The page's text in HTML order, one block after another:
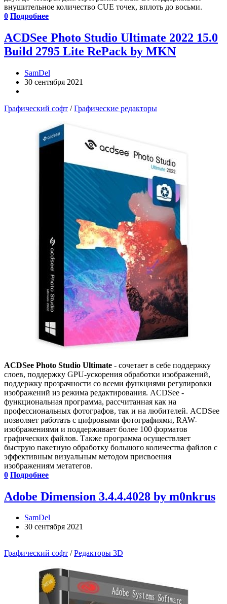
внушительное количество CUE точек, вплоть до восьми.
0 Подробнее
ACDSee Photo Studio Ultimate 2022 15.0
Build 2795 Lite RePack by MKN
SamDel
30 сентября 2021
Графический софт /Графические редакторы
ACDSee Photo Studio Ultimate - сочетает в себе поддержку
слоев, поддержку GPU-ускорения обработки изображений,
поддержку прозрачности со всеми функциями регулировки
изображений из режима редактирования. ACDSee -
функциональная программа, рассчитанная как на
профессиональных фотографов, так и на любителей. ACDSee
позволяет работать с цифровыми фотографиями, RAW-
изображениями и поддерживает более 100 форматов
графических файлов. Также программа осуществляет
быструю пакетную обработку большого количества файлов с
эффективным визуальным методом присвоения
изображениям метатегов.
0 Подробнее
Adobe Dimension 3.4.4.4028 by m0nkrus
SamDel
30 сентября 2021
Графический софт /Редакторы 3D